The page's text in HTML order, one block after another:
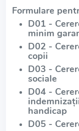
Formulare
D01 -
minim
D02 -
copii
D03 -
sociale
D04 -
handicap
D05 -